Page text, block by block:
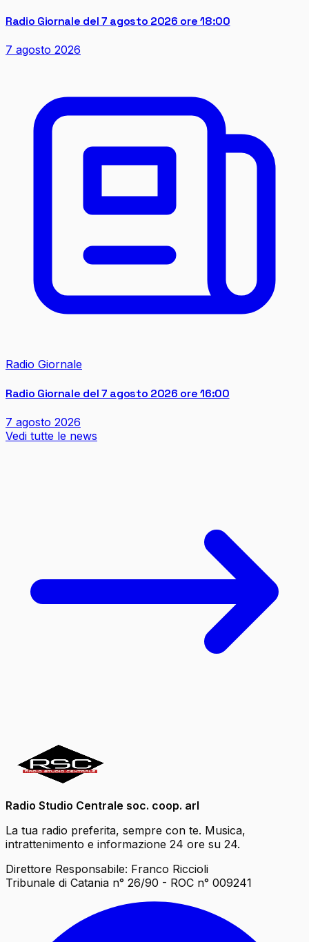
Radio Giornale del 7 agosto 2026 ore 18:00
7 agosto 2026
Radio Giornale
Radio Giornale del 7 agosto 2026 ore 16:00
7 agosto 2026
Vedi tutte le news
Radio Studio Centrale soc. coop. arl
La tua radio preferita, sempre con te. Musica,
intrattenimento e informazione 24 ore su 24.
Direttore Responsabile: Franco Riccioli
Tribunale di Catania n° 26/90 - ROC n° 009241